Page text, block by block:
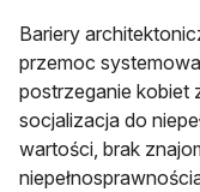
Bariery
przemoc
postrzeganie kobiet
socjalizacja do
wartości, brak